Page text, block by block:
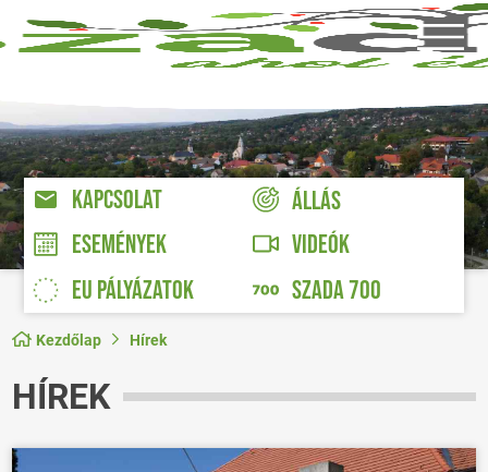
KAPCSOLAT
ÁLLÁS
ESEMÉNYEK
VIDEÓK
EU PÁLYÁZATOK
SZADA 700
Kezdőlap Hírek
HÍREK